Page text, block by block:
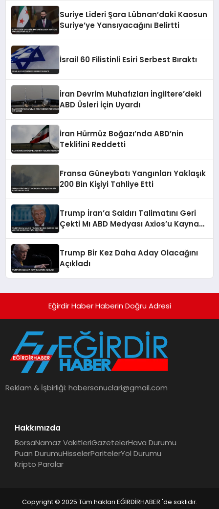
Suriye Lideri Şara Lübnan’daki Kaosun
Suriye’ye Yansıyacağını Belirtti
İsrail 60 Filistinli Esiri Serbest Bıraktı
İran Devrim Muhafızları İngiltere’deki
ABD Üsleri İçin Uyardı
İran Hürmüz Boğazı’nda ABD’nin
Teklifini Reddetti
Fransa Güneybatı Yangınları Yaklaşık
200 Bin Kişiyi Tahliye Etti
Trump İran’a Saldırı Talimatını Geri
Çekti Mı ABD Medyası Axios’u Kaynak
Trump Bir Kez Daha Aday Olacağını
Açıkladı
Eğirdir Haber Haberin Doğru Adresi
Reklam & İşbirliği:habersonuclari@gmail.com
Hakkımızda
BorsaNamaz VakitleriGazetelerHava Durumu
Puan DurumuHisselerParitelerYol Durumu
Kripto Paralar
Copyright © 2025 Tüm hakları EĞİRDİRHABER 'de saklıdır.